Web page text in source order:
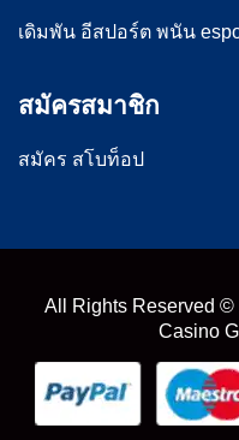
เดิมพัน อีสปอร์ต พนัน
สมัครสมาชิก
สมัคร สโบท็อป
All Rights Reserved ©
Casino